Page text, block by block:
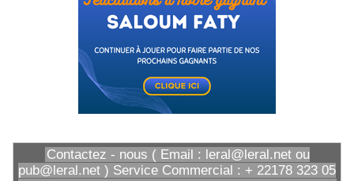
Contactez - nous ( Email : leral@leral.net ou
pub@leral.net ) Service Commercial : + 22178 323 05